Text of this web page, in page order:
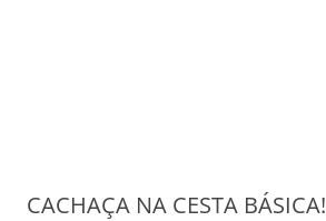
CACHAÇA NA CESTA BÁSICA!